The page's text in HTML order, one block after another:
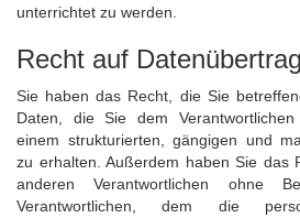
unterrichtet zu werden.
Recht auf
Sie haben das Recht, die Sie
Daten, die Sie dem
einem strukturierten, gängigen und
zu erhalten. Außerdem haben Sie das
anderen Verantwortlichen ohne
Verantwortlichen, dem die